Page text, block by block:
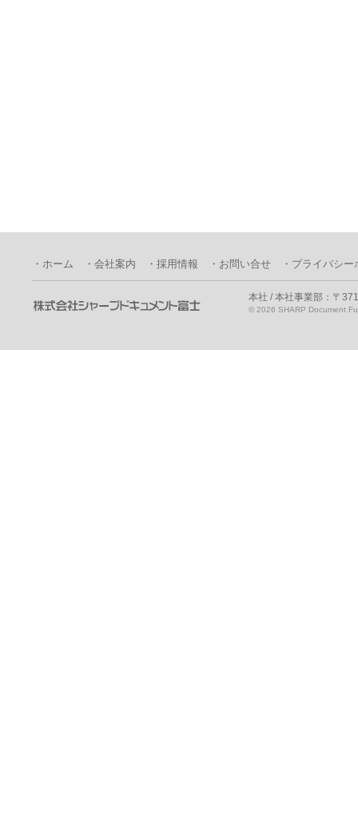
・ホーム ・会社案内 ・採用情報 ・お問い合せ ・プライバシ
本社 / 本社事業部：〒
© 2026 SHARP Document